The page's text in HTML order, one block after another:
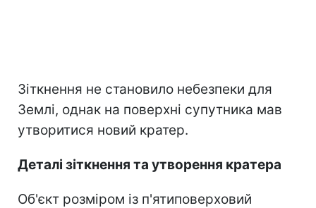
Зіткнення не становило небезпеки для
Землі, однак на поверхні супутника мав
утворитися новий кратер.
Деталі зіткнення та утворення кратера
Об'єкт розміром із п'ятиповерховий